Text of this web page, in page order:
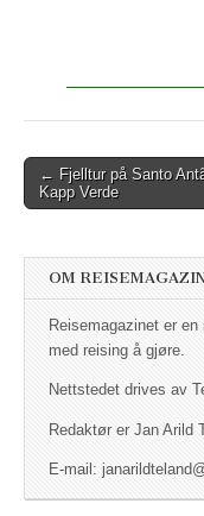
Post navigation
← Fjelltur på Santo
Kapp Verde
OM
Reisemagazinet er
med reising å gjøre.
Nettstedet drives av
Redaktør er Jan Arild
E-mail: